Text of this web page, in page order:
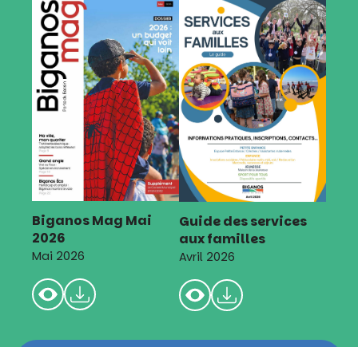
Biganos Mag Mai
2026
Mai 2026
Guide des services
aux familles
Avril 2026